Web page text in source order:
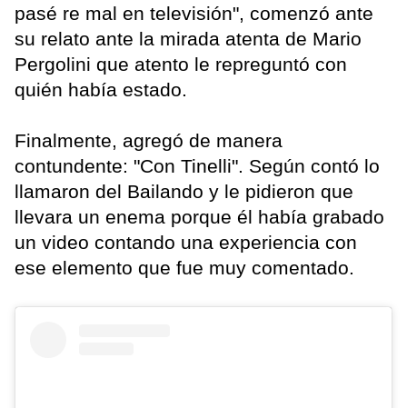
pasé re mal en televisión", comenzó ante
su relato ante la mirada atenta de Mario
Pergolini que atento le repreguntó con
quién había estado.
Finalmente, agregó de manera
contundente: "Con Tinelli". Según contó lo
llamaron del Bailando y le pidieron que
llevara un enema porque él había grabado
un video contando una experiencia con
ese elemento que fue muy comentado.